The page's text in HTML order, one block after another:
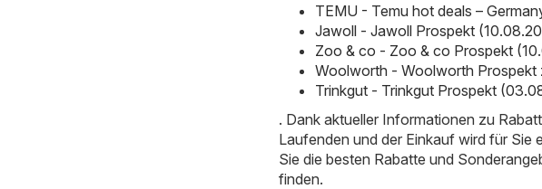
TEMU - Temu hot deals –
Jawoll - Jawoll Prospekt
Zoo & co - Zoo & co Prospekt
Woolworth - Woolworth
Trinkgut - Trinkgut Prospekt
. Dank aktueller Informationen zu
Laufenden und der Einkauf wird für
Sie die besten Rabatte und
finden.